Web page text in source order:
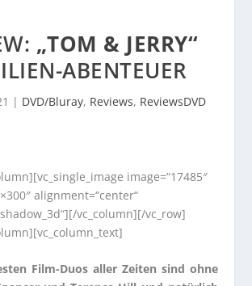
„TOM & JERRY“
ABENTEUER
| DVD/Bluray, Reviews, ReviewsDVD
image=“17485″
alignment=“center“
vc_column][/vc_row]
Film-Duos aller Zeiten sind ohne